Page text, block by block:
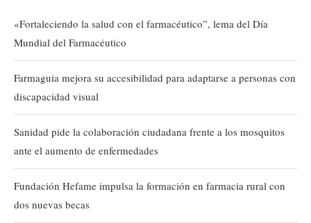
«Fortaleciendo la salud con el farmacéutico”, lema del Día
Mundial del Farmacéutico
Farmaguia mejora su accesibilidad para adaptarse a personas con
discapacidad visual
Sanidad pide la colaboración ciudadana frente a los mosquitos
ante el aumento de enfermedades
Fundación Hefame impulsa la formación en farmacia rural con
dos nuevas becas